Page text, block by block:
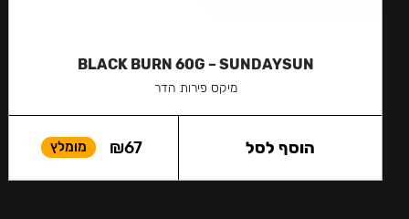
BLACK BURN 60G – SUNDAYSUN
מיקס פירות הדר
₪67 מומלץ הוסף לסל